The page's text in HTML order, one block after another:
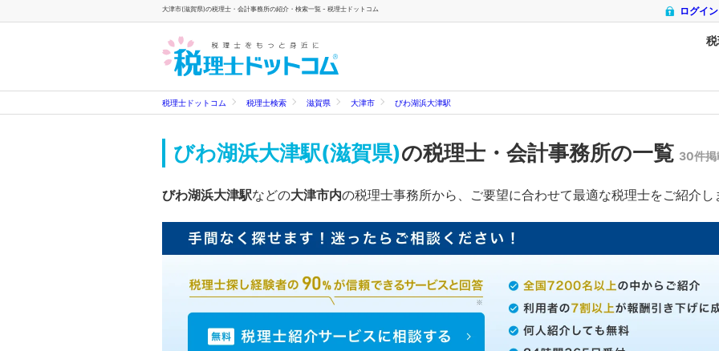
大津市(滋賀県)の税理士・会計事務所の紹介・検索一覧 - 税理士ドットコム ログイン
税理士ドットコム 税理士検索 滋賀県 大津市 びわ湖浜大津駅
びわ湖浜大津駅(滋賀県)の税理士・会計事務所の一覧 30件掲
びわ湖浜大津駅などの大津市内の税理士事務所から、ご要望に合わせて最適な税理士をご紹介し